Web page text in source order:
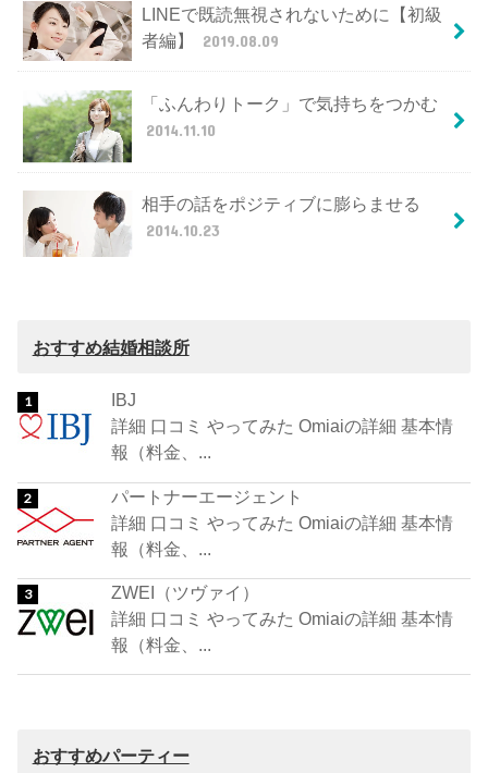
LINEで既読無視されないために【初級
者編】
2019.08.09
「ふんわりトーク」で気持ちをつかむ
2014.11.10
相手の話をポジティブに膨らませる
2014.10.23
おすすめ結婚相談所
IBJ
詳細 口コミ やってみた Omiaiの詳細 基本情
報（料金、...
パートナーエージェント
詳細 口コミ やってみた Omiaiの詳細 基本情
報（料金、...
ZWEI（ツヴァイ）
詳細 口コミ やってみた Omiaiの詳細 基本情
報（料金、...
おすすめパーティー